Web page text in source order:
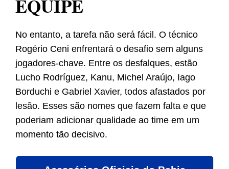
EQUIPE
No entanto, a tarefa não será fácil. O técnico
Rogério Ceni enfrentará o desafio sem alguns
jogadores-chave. Entre os desfalques, estão
Lucho Rodríguez, Kanu, Michel Araújo, Iago
Borduchi e Gabriel Xavier, todos afastados por
lesão. Esses são nomes que fazem falta e que
poderiam adicionar qualidade ao time em um
momento tão decisivo.